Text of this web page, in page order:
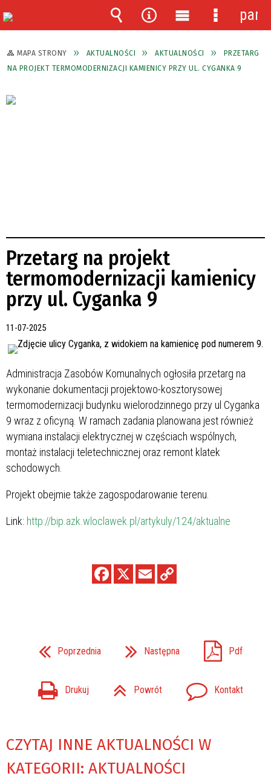
MAPA STRONY AKTUALNOŚCI AKTUALNOŚCI
PRZETARG
NA PROJEKT TERMOMODERNIZACJI KAMIENICY PRZY UL. CYGANKA 9
Przetarg na projekt
termomodernizacji kamienicy
przy ul. Cyganka 9
11-07-2025
Administracja Zasobów Komunalnych ogłosiła przetarg na
wykonanie dokumentacji projektowo-kosztorysowej
termomodernizacji budynku wielorodzinnego przy ul Cyganka
9 wraz z oficyną. W ramach zadania planowana jest również
wymiana instalacji elektrycznej w częściach wspólnych,
montaż instalacji teletechnicznej oraz remont klatek
schodowych.
Projekt obejmie także zagospodarowanie terenu.
Link: http://bip.azk.wloclawek.pl/artykuly/124/aktualne
Poprzednia Następna Pdf
Drukuj Powrót Kontakt
CZYTAJ INNE AKTUALNOŚCI W
KATEGORII: AKTUALNOŚCI
Wyszukiwarka
Narzędzia
Menu
główne
Menu